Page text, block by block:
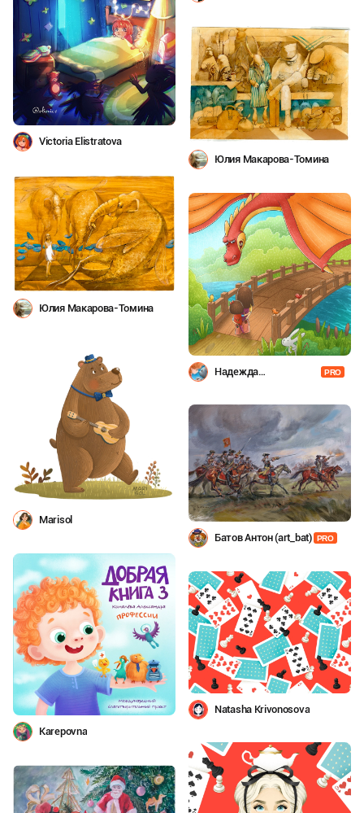
Victoria Elistratova
Юлия Макарова-Томина
Юлия Макарова-Томина
Надежда
PRO
Marisol
Батов Антон (art_bat) PRO
Karepovna
Natasha Krivonosova